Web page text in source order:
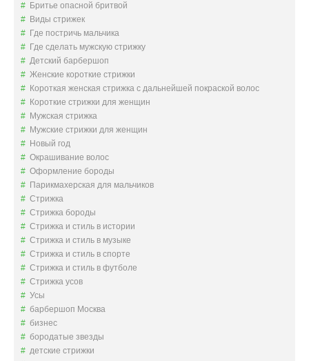
Бритье опасной бритвой
Виды стрижек
Где постричь мальчика
Где сделать мужскую стрижку
Детский барбершоп
Женские короткие стрижки
Короткая женская стрижка с дальнейшей покраской волос
Короткие стрижки для женщин
Мужская стрижка
Мужские стрижки для женщин
Новый год
Окрашивание волос
Оформление бороды
Парикмахерская для мальчиков
Стрижка
Стрижка бороды
Стрижка и стиль в истории
Стрижка и стиль в музыке
Стрижка и стиль в спорте
Стрижка и стиль в футболе
Стрижка усов
Усы
барбершоп Москва
бизнес
бородатые звезды
детские стрижки